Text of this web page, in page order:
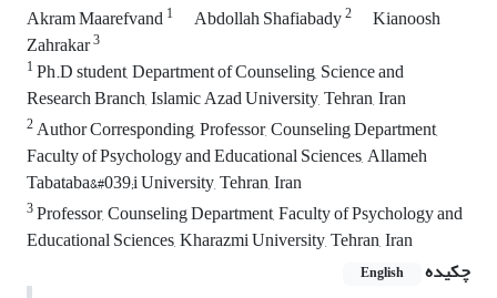
Akram Maarefvand1 Abdollah Shafiabady2
Kianoosh
Zahrakar3
1Ph.D student, Department of Counseling, Science and
Research Branch, Islamic Azad University, Tehran, Iran
2Author Corresponding, Professor, Counseling Department,
Faculty of Psychology and Educational Sciences, Allameh
Tabataba&#039;i University, Tehran, Iran
3Professor, Counseling Department, Faculty of Psychology and
Educational Sciences, Kharazmi University, Tehran, Iran
چکیده
English